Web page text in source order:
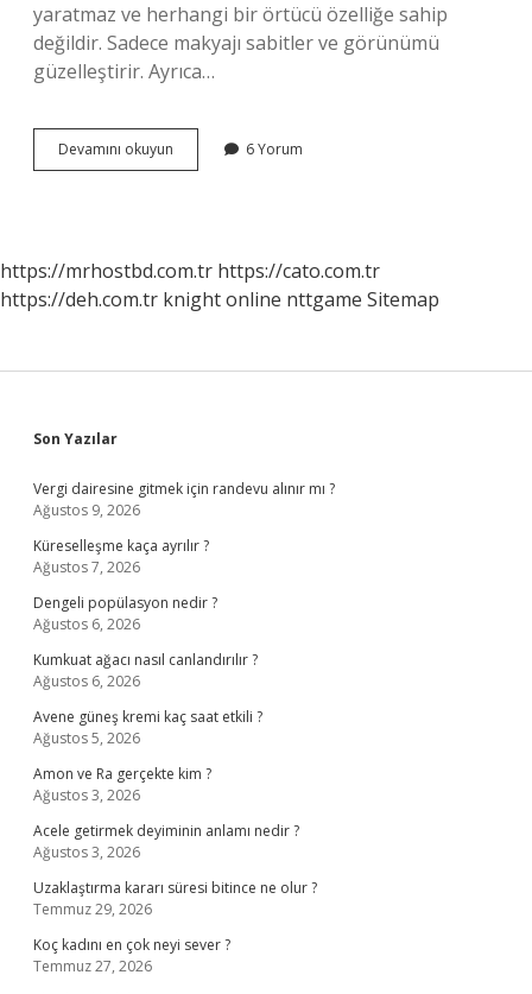
yaratmaz ve herhangi bir örtücü özelliğe sahip
değildir. Sadece makyajı sabitler ve görünümü
güzelleştirir. Ayrıca…
Devamını okuyun
Tenliler
6 Yorum
https://mrhostbd.com.tr https://cato.com.tr
https://deh.com.tr knight online nttgame Sitemap
Sidebar
Son Yazılar
Vergi dairesine gitmek için randevu alınır mı ?
Ağustos 9, 2026
Küreselleşme kaça ayrılır ?
Ağustos 7, 2026
Dengeli popülasyon nedir ?
Ağustos 6, 2026
Kumkuat ağacı nasıl canlandırılır ?
Ağustos 6, 2026
Avene güneş kremi kaç saat etkili ?
Ağustos 5, 2026
Amon ve Ra gerçekte kim ?
Ağustos 3, 2026
Acele getirmek deyiminin anlamı nedir ?
Ağustos 3, 2026
Uzaklaştırma kararı süresi bitince ne olur ?
Temmuz 29, 2026
Koç kadını en çok neyi sever ?
Temmuz 27, 2026